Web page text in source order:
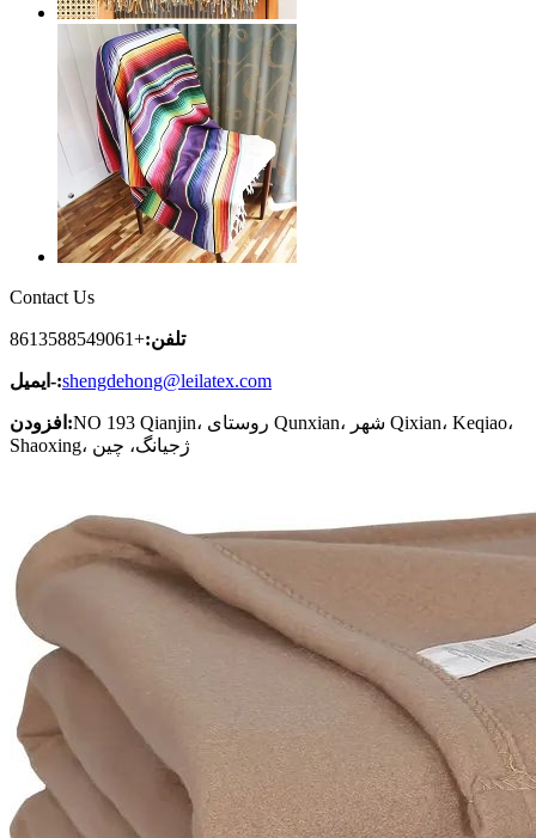
Contact Us
تلفن:+8613588549061
ایمیل-:shengdehong@leilatex.com
افزودن:NO 193 Qianjin، روستای Qunxian، شهر Qixian، Keqiao،
Shaoxing، ژجیانگ، چین